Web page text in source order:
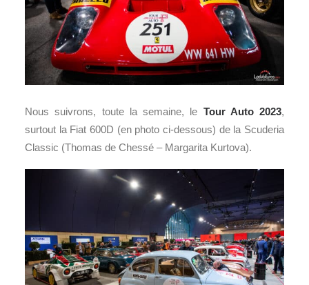
Nous suivrons, toute la semaine, le Tour Auto2023,
surtout la Fiat 600D (en photo ci-dessous) de la Scuderia
Classic (Thomas de Chessé – Margarita Kurtova).